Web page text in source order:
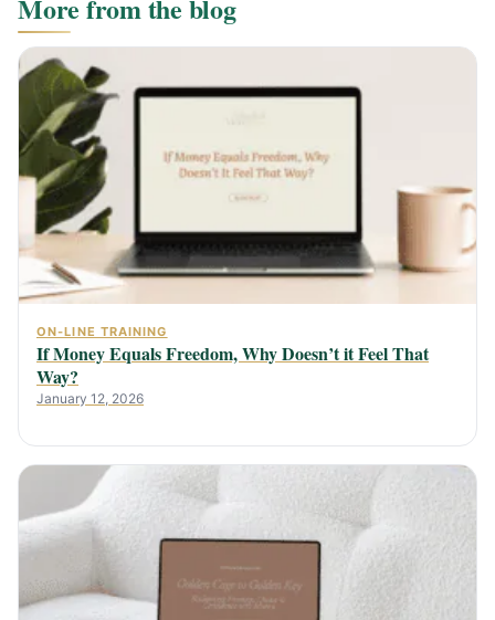
More from the blog
ON-LINE TRAINING
If Money Equals Freedom, Why Doesn’t it Feel That
Way?
January 12, 2026